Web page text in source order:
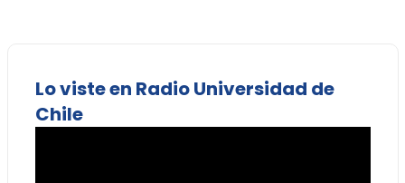
Lo viste en Radio Universidad de
Chile